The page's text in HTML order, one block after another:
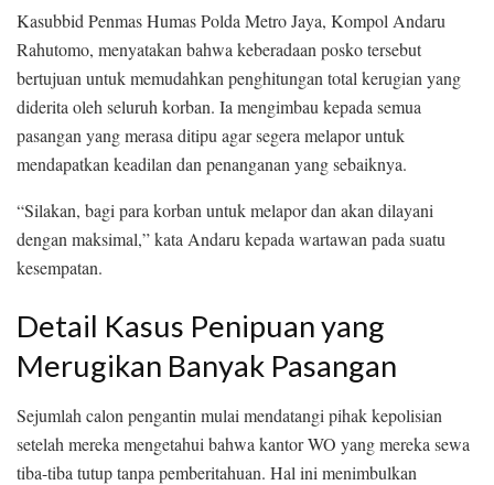
Kasubbid Penmas Humas Polda Metro Jaya, Kompol Andaru
Rahutomo, menyatakan bahwa keberadaan posko tersebut
bertujuan untuk memudahkan penghitungan total kerugian yang
diderita oleh seluruh korban. Ia mengimbau kepada semua
pasangan yang merasa ditipu agar segera melapor untuk
mendapatkan keadilan dan penanganan yang sebaiknya.
“Silakan, bagi para korban untuk melapor dan akan dilayani
dengan maksimal,” kata Andaru kepada wartawan pada suatu
kesempatan.
Detail Kasus Penipuan yang
Merugikan Banyak Pasangan
Sejumlah calon pengantin mulai mendatangi pihak kepolisian
setelah mereka mengetahui bahwa kantor WO yang mereka sewa
tiba-tiba tutup tanpa pemberitahuan. Hal ini menimbulkan